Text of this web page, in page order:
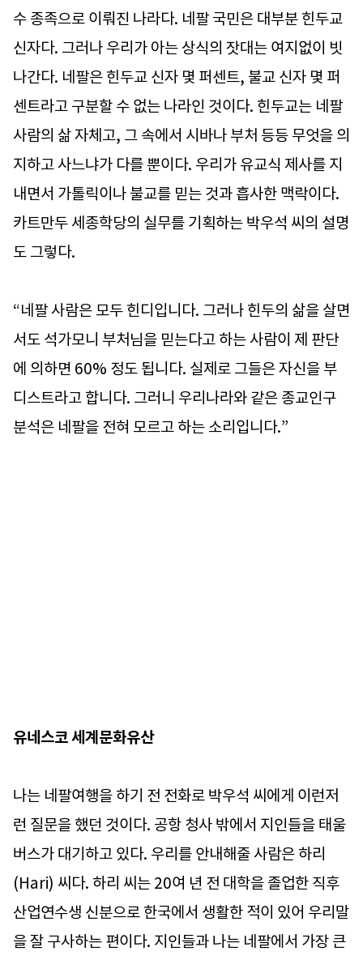
수 종족으로 이뤄진 나라다. 네팔 국민은 대부분 힌두교
신자다. 그러나 우리가 아는 상식의 잣대는 여지없이 빗
나간다. 네팔은 힌두교 신자 몇 퍼센트, 불교 신자 몇 퍼
센트라고 구분할 수 없는 나라인 것이다. 힌두교는 네팔
사람의 삶 자체고, 그 속에서 시바나 부처 등등 무엇을 의
지하고 사느냐가 다를 뿐이다. 우리가 유교식 제사를 지
내면서 가톨릭이나 불교를 믿는 것과 흡사한 맥락이다.
카트만두 세종학당의 실무를 기획하는 박우석 씨의 설명
도 그렇다.
“네팔 사람은 모두 힌디입니다. 그러나 힌두의 삶을 살면
서도 석가모니 부처님을 믿는다고 하는 사람이 제 판단
에 의하면 60% 정도 됩니다. 실제로 그들은 자신을 부
디스트라고 합니다. 그러니 우리나라와 같은 종교인구
분석은 네팔을 전혀 모르고 하는 소리입니다.”
유네스코 세계문화유산
나는 네팔여행을 하기 전 전화로 박우석 씨에게 이런저
런 질문을 했던 것이다. 공항 청사 밖에서 지인들을 태울
버스가 대기하고 있다. 우리를 안내해줄 사람은 하리
(Hari) 씨다. 하리 씨는 20여 년 전 대학을 졸업한 직후
산업연수생 신분으로 한국에서 생활한 적이 있어 우리말
을 잘 구사하는 편이다. 지인들과 나는 네팔에서 가장 큰